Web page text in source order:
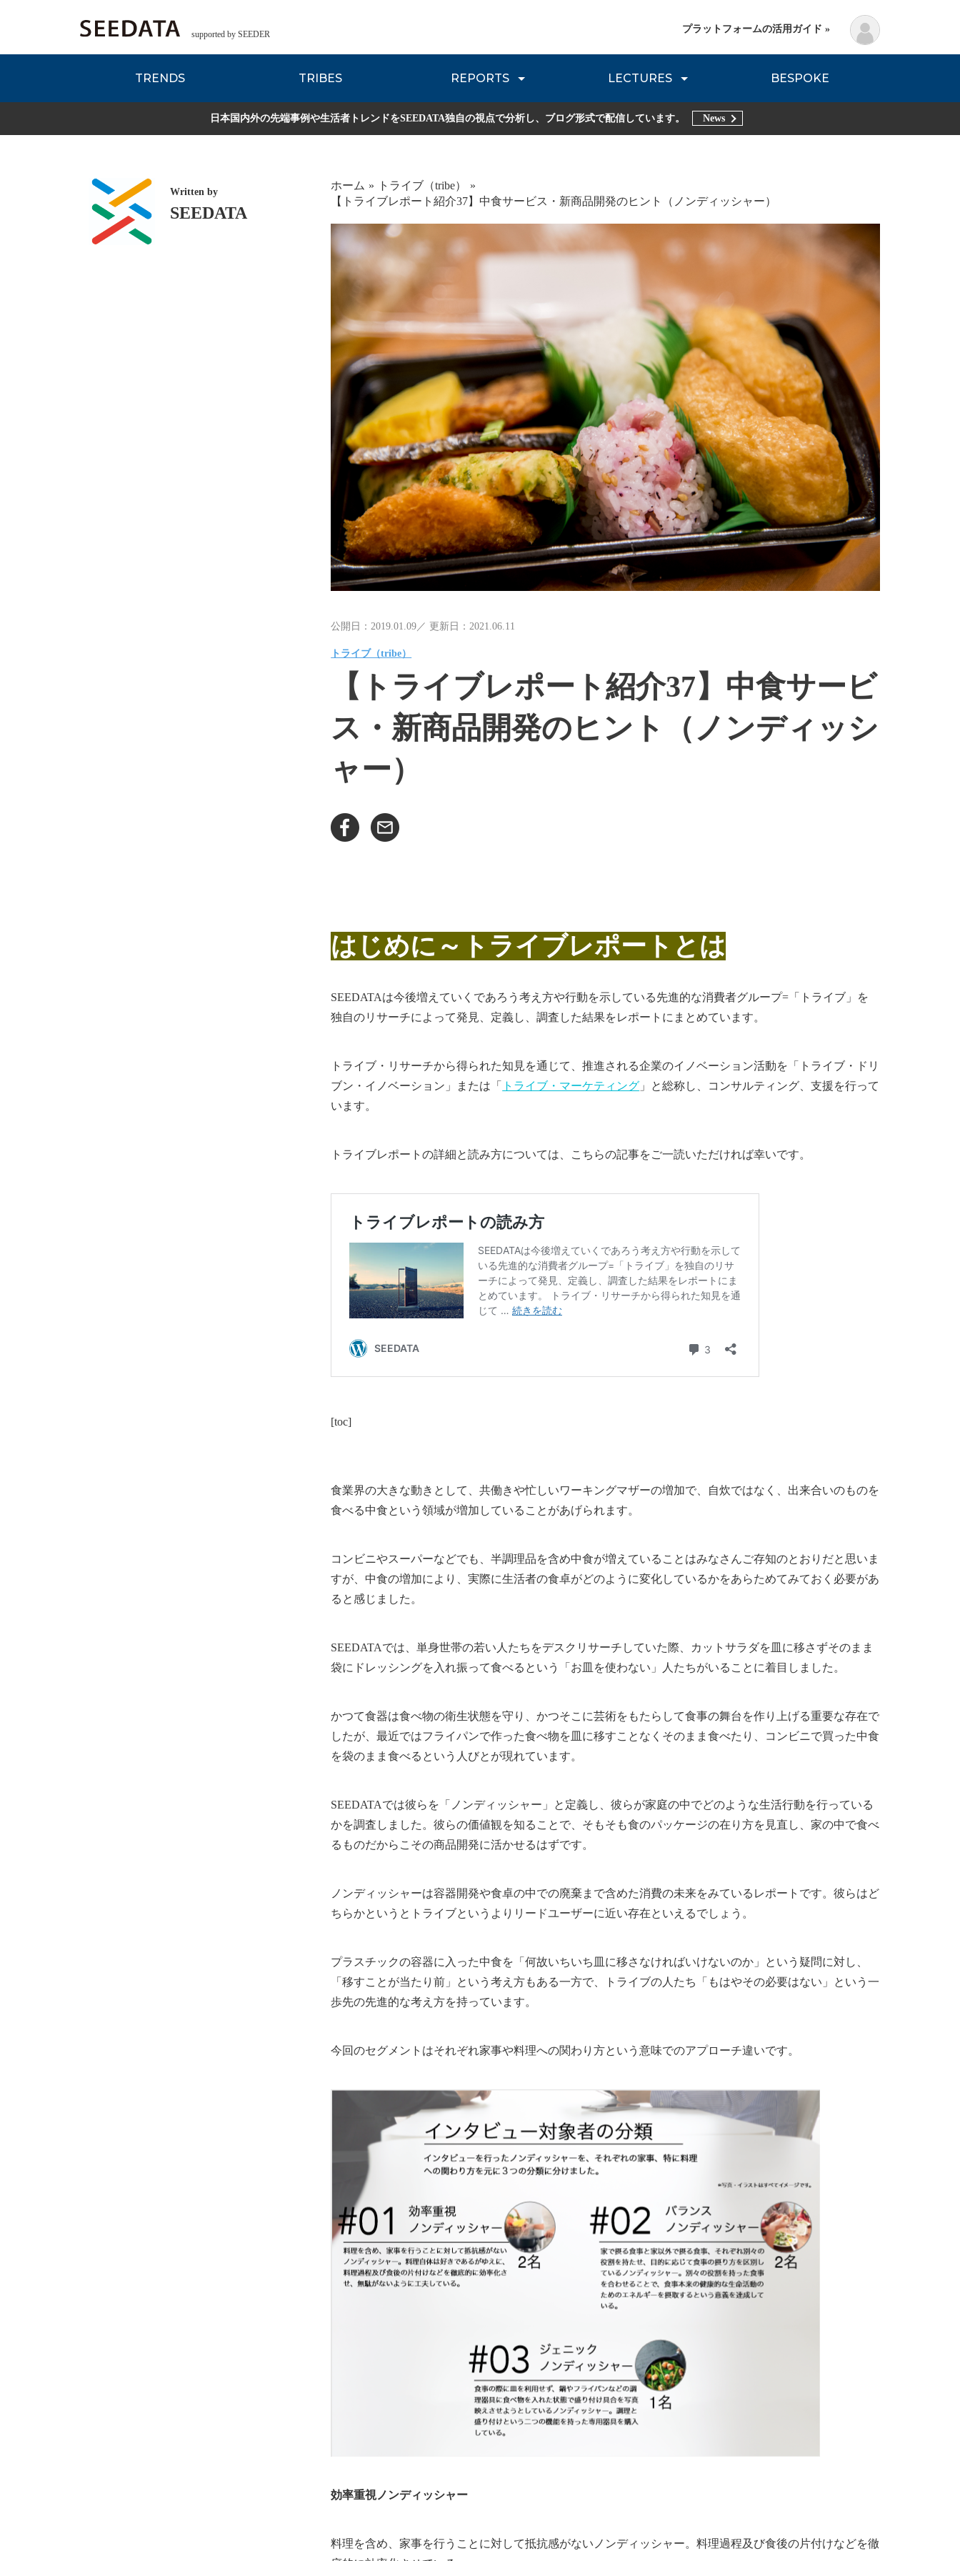
supported by SEEDER
TRENDS TRIBES REPORTS
EDITORIAL REPORT Zsレポート 流通レポート JOURNEY REVIEW DNVB REPORT TRIBE REPORTS
LECTURES
各種データのご紹介 Planning Method
BESPOKE
プラットフォームの活用ガイド »
日本国内外の先端事例や生活者トレンドをSEEDATA独自の視点で分析し、ブログ形式で配信しています。 News
Written by
SEEDATA
ホーム
トライブ（tribe）
【トライブレポート紹介37】中食サービス・新商品開発のヒント（ノンディッシャー）
公開日：2019.01.09／ 更新日：2021.06.11
トライブ（tribe）
【トライブレポート紹介37】中食サービ
ス・新商品開発のヒント（ノンディッシ
ャー）
はじめに～トライブレポートとは
SEEDATAは今後増えていくであろう考え方や行動を示している先進的な消費者グループ=「トライブ」を
独自のリサーチによって発見、定義し、調査した結果をレポートにまとめています。
トライブ・リサーチから得られた知見を通じて、推進される企業のイノベーション活動を「トライブ・ドリ
ブン・イノベーション」または「
トライブ・マーケティング 」と総称し、コンサルティング、支援を行って
います。
トライブレポートの詳細と読み方については、こちらの記事をご一読いただければ幸いです。
[toc]
食業界の大きな動きとして、共働きや忙しいワーキングマザーの増加で、自炊ではなく、出来合いのものを
食べる中食という領域が増加していることがあげられます。
コンビニやスーパーなどでも、半調理品を含め中食が増えていることはみなさんご存知のとおりだと思いま
すが、中食の増加により、実際に生活者の食卓がどのように変化しているかをあらためてみておく必要があ
ると感じました。
SEEDATAでは、単身世帯の若い人たちをデスクリサーチしていた際、カットサラダを皿に移さずそのまま
袋にドレッシングを入れ振って食べるという「お皿を使わない」人たちがいることに着目しました。
かつて食器は食べ物の衛生状態を守り、かつそこに芸術をもたらして食事の舞台を作り上げる重要な存在で
したが、最近ではフライパンで作った食べ物を皿に移すことなくそのまま食べたり、コンビニで買った中食
を袋のまま食べるという人びとが現れています。
SEEDATAでは彼らを「ノンディッシャー」と定義し、彼らが家庭の中でどのような生活行動を行っている
かを調査しました。彼らの価値観を知ることで、そもそも食のパッケージの在り方を見直し、家の中で食べ
るものだからこその商品開発に活かせるはずです。
ノンディッシャーは容器開発や食卓の中での廃棄まで含めた消費の未来をみているレポートです。彼らはど
ちらかというとトライブというよりリードユーザーに近い存在といえるでしょう。
プラスチックの容器に入った中食を「何故いちいち皿に移さなければいけないのか」という疑問に対し、
「移すことが当たり前」という考え方もある一方で、トライブの人たち「もはやその必要はない」という一
歩先の先進的な考え方を持っています。
今回のセグメントはそれぞれ家事や料理への関わり方という意味でのアプローチ違いです。
効率重視ノンディッシャー
料理を含め、家事を行うことに対して抵抗感がないノンディッシャー。料理過程及び食後の片付けなどを徹